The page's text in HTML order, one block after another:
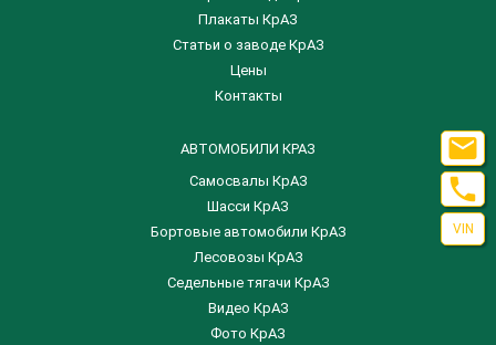
Плакаты КрАЗ
Статьи о заводе КрАЗ
Цены
Контакты
АВТОМОБИЛИ КРАЗ
Самосвалы КрАЗ
Шасси КрАЗ
Бортовые автомобили КрАЗ
Лесовозы КрАЗ
Седельные тягачи КрАЗ
Видео КрАЗ
Фото КрАЗ


VIN